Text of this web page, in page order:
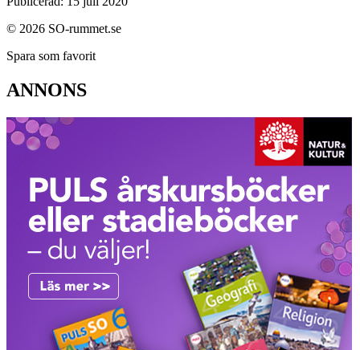
© 2026 SO-rummet.se
Spara som favorit
ANNONS